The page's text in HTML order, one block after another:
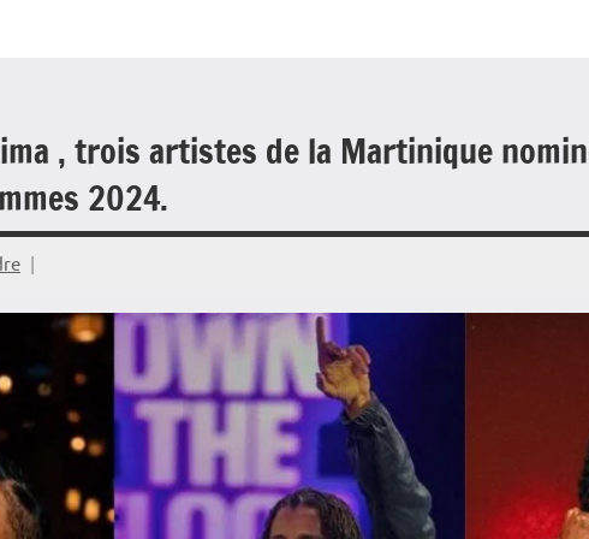
, trois artistes de la Martinique
2024.